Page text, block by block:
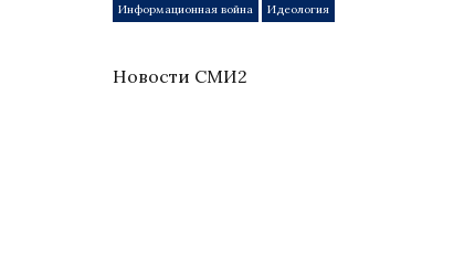
Информационная война Идеология
Новости СМИ2